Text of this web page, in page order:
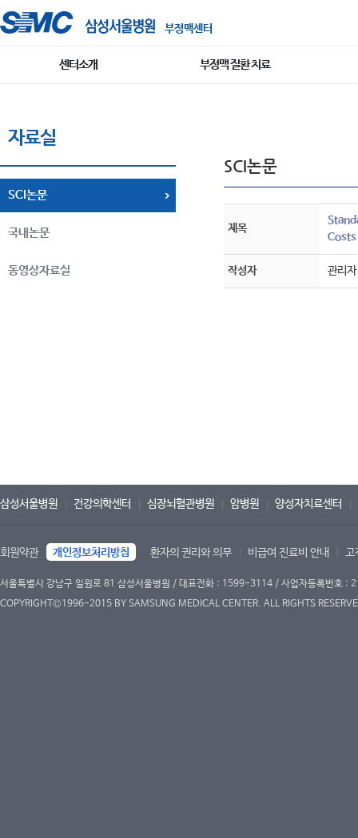
부정맥센터
센터소개 부정맥 질환 치료
자료실
SCI논문
국내논문
동영상자료실
SCI논문
제목
작성자 관리자
삼성서울병원 건강의학센터 심장뇌혈관병원 암병원 양성자치료센터
회원약관 개인정보처리방침 환자의 권리와 의무 비급여 진료비 안내 고
서울특별시 강남구 일원로 81 삼성서울병원 / 대표전화 : 1599-3114 / 사업자등록번호
COPYRIGHT©1996-2015 BY SAMSUNG MEDICAL CENTER. ALL RIGHTS